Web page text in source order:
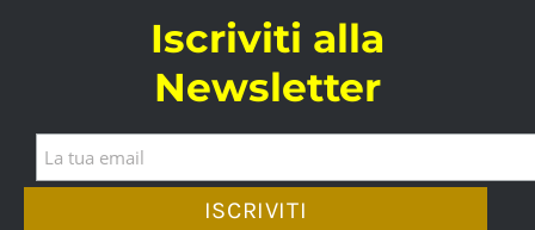
Iscriviti alla
Newsletter